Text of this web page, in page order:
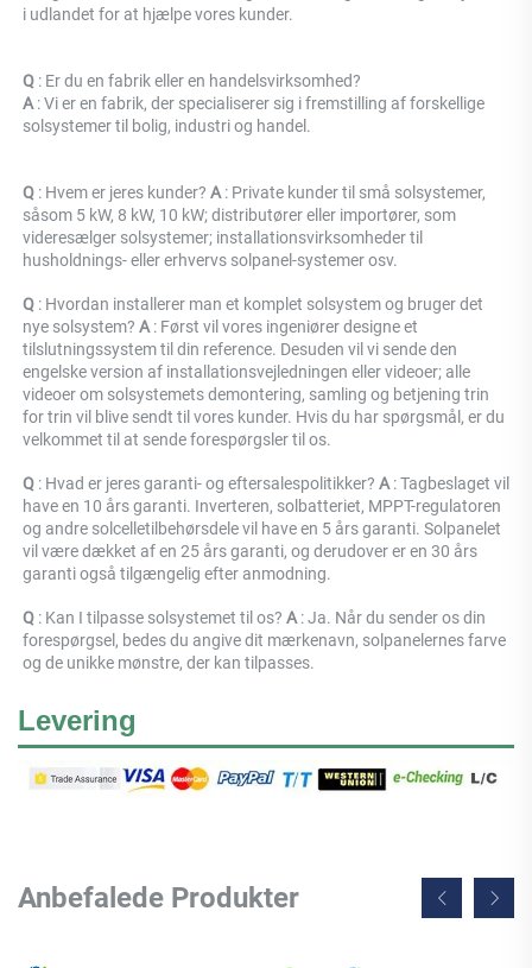
i udlandet for at hjælpe vores kunder.
Q : Er du en fabrik eller en handelsvirksomhed?
A : Vi er en fabrik, der specialiserer sig i fremstilling af forskellige
solsystemer til bolig, industri og handel.
Q : Hvem er jeres kunder? A : Private kunder til små solsystemer,
såsom 5 kW, 8 kW, 10 kW; distributører eller importører, som
videresælger solsystemer; installationsvirksomheder til
husholdnings- eller erhvervs solpanel-systemer osv.
Q : Hvordan installerer man et komplet solsystem og bruger det
nye solsystem? A : Først vil vores ingeniører designe et
tilslutningssystem til din reference. Desuden vil vi sende den
engelske version af installationsvejledningen eller videoer; alle
videoer om solsystemets demontering, samling og betjening trin
for trin vil blive sendt til vores kunder. Hvis du har spørgsmål, er du
velkommet til at sende forespørgsler til os.
Q : Hvad er jeres garanti- og eftersalespolitikker? A : Tagbeslaget vil
have en 10 års garanti. Inverteren, solbatteriet, MPPT-regulatoren
og andre solcelletilbehørsdele vil have en 5 års garanti. Solpanelet
vil være dækket af en 25 års garanti, og derudover er en 30 års
garanti også tilgængelig efter anmodning.
Q : Kan I tilpasse solsystemet til os? A : Ja. Når du sender os din
forespørgsel, bedes du angive dit mærkenavn, solpanelernes farve
og de unikke mønstre, der kan tilpasses.
Levering
Anbefalede Produkter